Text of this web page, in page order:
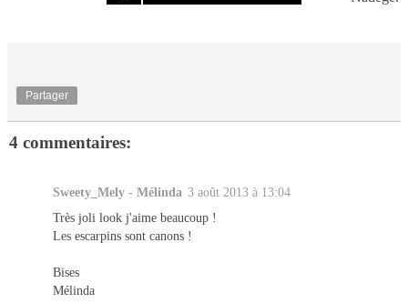
Partager
4 commentaires:
Sweety_Mely - Mélinda 3 août 2013 à 13:04
Très joli look j'aime beaucoup !
Les escarpins sont canons !
Bises
Mélinda